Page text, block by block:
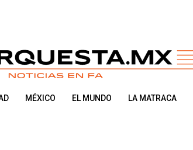
MÉXICO EL MUNDO LA MATRACA